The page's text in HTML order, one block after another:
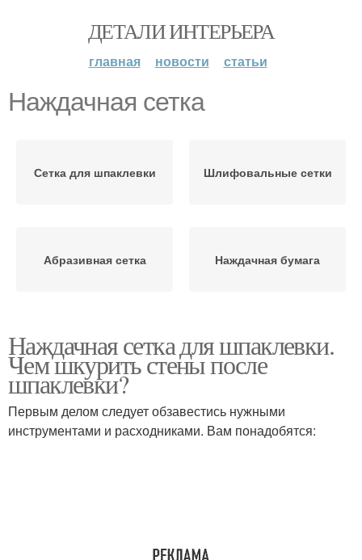
ДЕТАЛИ ИНТЕРЬЕРА
главная новости статьи
Наждачная сетка
Сетка для шпаклевки Шлифовальные сетки
Абразивная сетка Наждачная бумага
Наждачная сетка для шпаклевки.
Чем шкурить стены после
шпаклевки?
Первым делом следует обзавестись нужными
инструментами и расходниками. Вам понадобятся: